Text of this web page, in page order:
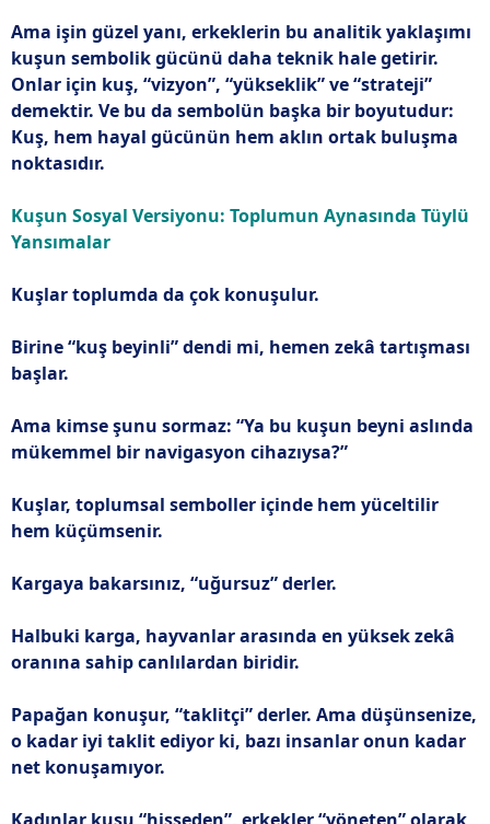
Ama işin güzel yanı, erkeklerin bu analitik yaklaşımı
kuşun sembolik gücünü daha teknik hale getirir.
Onlar için kuş, “vizyon”, “yükseklik” ve “strateji”
demektir. Ve bu da sembolün başka bir boyutudur:
Kuş, hem hayal gücünün hem aklın ortak buluşma
noktasıdır.
Kuşun Sosyal Versiyonu: Toplumun Aynasında Tüylü
Yansımalar
Kuşlar toplumda da çok konuşulur.
Birine “kuş beyinli” dendi mi, hemen zekâ tartışması
başlar.
Ama kimse şunu sormaz: “Ya bu kuşun beyni aslında
mükemmel bir navigasyon cihazıysa?”
Kuşlar, toplumsal semboller içinde hem yüceltilir
hem küçümsenir.
Kargaya bakarsınız, “uğursuz” derler.
Halbuki karga, hayvanlar arasında en yüksek zekâ
oranına sahip canlılardan biridir.
Papağan konuşur, “taklitçi” derler. Ama düşünsenize,
o kadar iyi taklit ediyor ki, bazı insanlar onun kadar
net konuşamıyor.